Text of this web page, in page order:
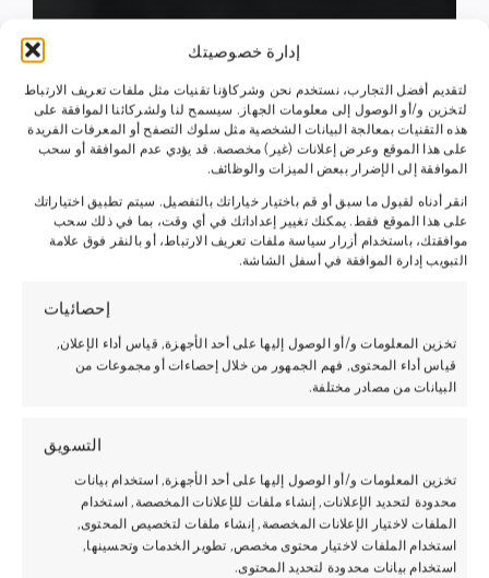
إدارة خصوصيتك
لتقديم أفضل التجارب، نستخدم نحن وشركاؤنا تقنيات مثل ملفات تعريف الارتباط
لتخزين و/أو الوصول إلى معلومات الجهاز. سيسمح لنا ولشركائنا الموافقة على
هذه التقنيات بمعالجة البيانات الشخصية مثل سلوك التصفح أو المعرفات الفريدة
على هذا الموقع وعرض إعلانات (غير) مخصصة. قد يؤدي عدم الموافقة أو سحب
الموافقة إلى الإضرار ببعض الميزات والوظائف.
انقر أدناه لقبول ما سبق أو قم باختيار خياراتك بالتفصيل. سيتم تطبيق اختياراتك
على هذا الموقع فقط. يمكنك تغيير إعداداتك في أي وقت، بما في ذلك سحب
موافقتك، باستخدام أزرار سياسة ملفات تعريف الارتباط، أو بالنقر فوق علامة
التبويب إدارة الموافقة في أسفل الشاشة.
إحصائيات
تخزين المعلومات و/أو الوصول إليها على أحد الأجهزة, قياس أداء الإعلان,
قياس أداء المحتوى, فهم الجمهور من خلال إحصاءات أو مجموعات من
البيانات من مصادر مختلفة.
التسويق
تخزين المعلومات و/أو الوصول إليها على أحد الأجهزة, استخدام بيانات
محدودة لتحديد الإعلانات, إنشاء ملفات للإعلانات المخصصة, استخدام
الملفات لاختيار الإعلانات المخصصة, إنشاء ملفات لتخصيص المحتوى,
استخدام الملفات لاختيار محتوى مخصص, تطوير الخدمات وتحسينها,
استخدام بيانات محدودة لتحديد المحتوى.